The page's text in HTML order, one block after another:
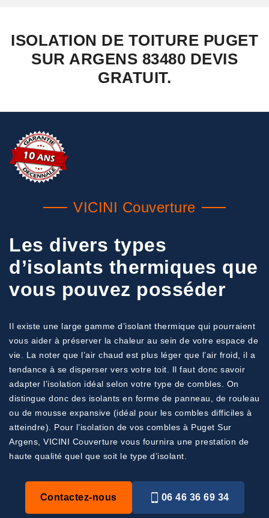
ISOLATION DE TOITURE PUGET
SUR ARGENS 83480 DEVIS
GRATUIT.
VICINI Couverture
Les divers types
d’isolants thermiques que
vous pouvez posséder
Il existe une large gamme d’isolant thermique qui pourraient
vous aider à préserver la chaleur au sein de votre espace de
vie. La noter que l’air chaud est plus léger que l’air froid, il a
tendance à se disperser vers votre toit. Il faut donc savoir
adapter l’isolation idéal selon votre type de combles. On
distingue donc des isolants en forme de panneau, de rouleau
ou de mousse expansive (idéal pour les combles difficiles à
atteindre). Pour l’isolation de vos combles à Puget Sur
Argens, VICINI Couverture vous fournira une prestation de
haute qualité quel que soit le type d’isolant.
Contactez-nous 06 46 36 69 34